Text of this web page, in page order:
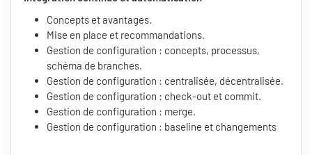
Concepts et avantages.
Mise en place et recommandations.
Gestion de configuration : concepts, processus,
schéma de branches.
Gestion de configuration : centralisée, décentralisée.
Gestion de configuration : check-out et commit.
Gestion de configuration : merge.
Gestion de configuration : baseline et changements